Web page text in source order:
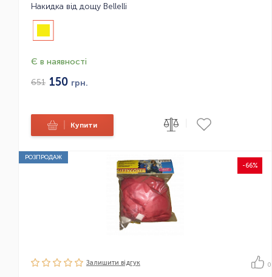
Накидка від дощу Bellelli
Є в наявності
651 150 грн.
Купити
РОЗПРОДАЖ
-66%
Залишити вiдгук 0